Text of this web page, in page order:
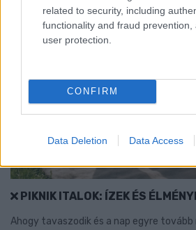
related to security, including
functionality and fraud prevention,
user protection.
CONFIRM
Data Deletion Data Access
PIKNIK ITALOK: ÍZEK ÉS
Ahogy tavaszodik és a nap egyre tovább